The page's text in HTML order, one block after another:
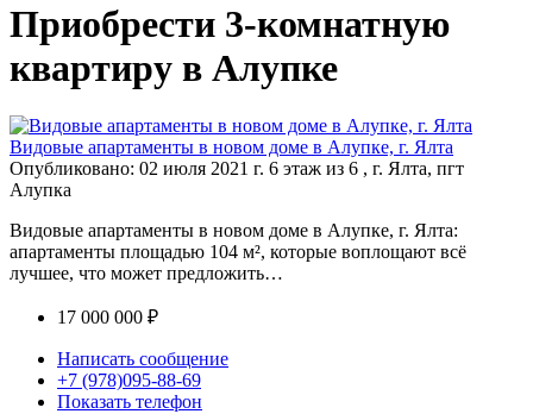
Приобрести 3-комнатную
квартиру в Алупке
Видовые апартаменты в новом доме в Алупке, г. Ялта
Опубликовано: 02 июля 2021 г. 6 этаж из 6 , г. Ялта, пгт
Алупка
Видовые апартаменты в новом доме в Алупке, г. Ялта:
апартаменты площадью 104 м², которые воплощают всё
лучшее, что может предложить…
17 000 000 ₽
Написать сообщение
+7 (978)095-88-69
Показать телефон